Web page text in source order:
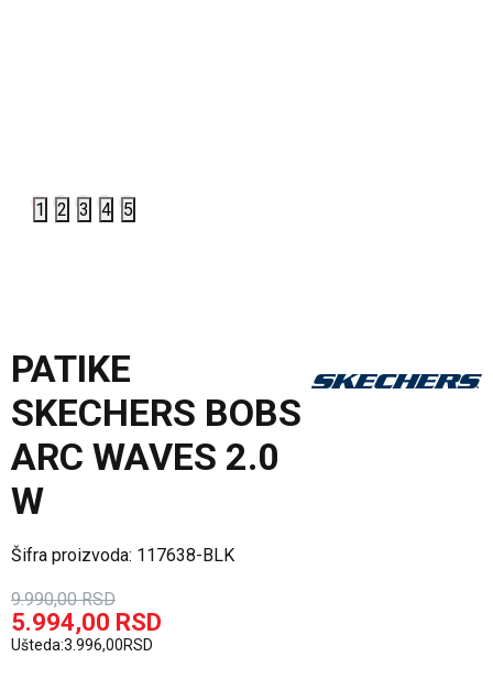
1 2 3 4 5
PATIKE
SKECHERS BOBS
ARC WAVES 2.0
W
Šifra proizvoda: 117638-BLK
9.990,00 RSD
5.994,00 RSD
Ušteda:3.996,00RSD